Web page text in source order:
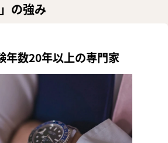
の強み
年数20年以上の専門家